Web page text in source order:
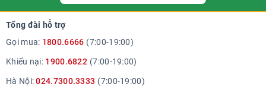
Tổng đài hỗ trợ
Gọi mua: 1800.6666 (7:00-19:00)
Khiếu nại: 1900.6822 (7:00-19:00)
Hà Nội:024.7300.3333 (7:00-19:00)